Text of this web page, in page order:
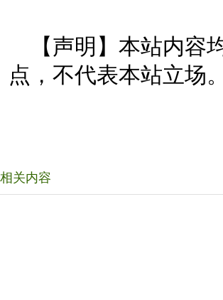
【声明】本站内
点，不代表本站立场
相关内容